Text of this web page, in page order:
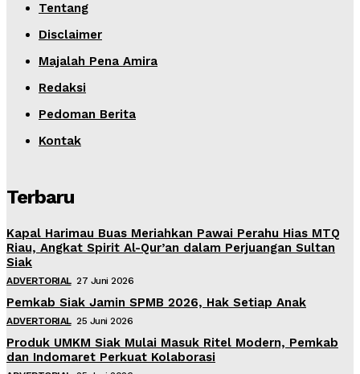
Tentang
Disclaimer
Majalah Pena Amira
Redaksi
Pedoman Berita
Kontak
Terbaru
Kapal Harimau Buas Meriahkan Pawai Perahu Hias MTQ
Riau, Angkat Spirit Al-Qur’an dalam Perjuangan Sultan
Siak
ADVERTORIAL 27 Juni 2026
Pemkab Siak Jamin SPMB 2026, Hak Setiap Anak
ADVERTORIAL 25 Juni 2026
Produk UMKM Siak Mulai Masuk Ritel Modern, Pemkab
dan Indomaret Perkuat Kolaborasi